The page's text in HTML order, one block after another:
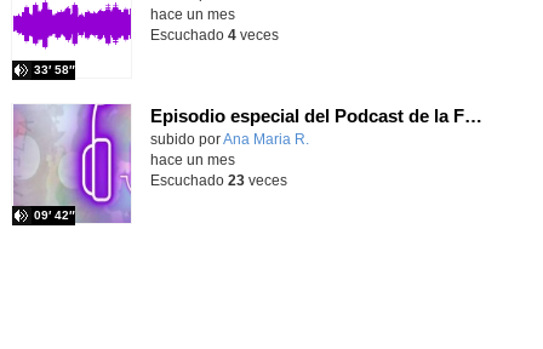
33′ 58″
hace un mes
Escuchado 4veces
Episodio especial del Podcast de la Familia Churchill
Contenido educativo.
subido porAna Maria R.
09′ 42″
hace un mes
Escuchado 23veces